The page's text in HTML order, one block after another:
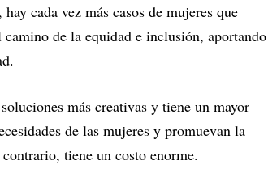
cada vez más casos de mujeres que
de la equidad e inclusión, aportando
más creativas y tiene un mayor
de las mujeres y promuevan la
tiene un costo enorme.